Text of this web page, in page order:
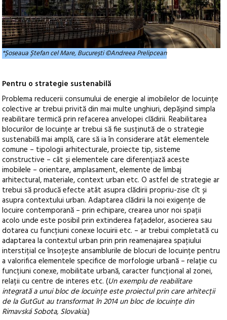
*Șoseaua Ștefan cel Mare, București ©Andreea Prelipcean
Pentru o strategie sustenabilă
Problema reducerii consumului de energie al imobilelor de locuințe
colective ar trebui privită din mai multe unghiuri, depășind simpla
reabilitare termică prin refacerea anvelopei clădirii. Reabilitarea
blocurilor de locuințe ar trebui să fie susținută de o strategie
sustenabilă mai amplă, care să ia în considerare atât elementele
comune – tipologii arhitecturale, proiecte tip, sisteme
constructive – cât și elementele care diferențiază aceste
imobilele – orientare, amplasament, elemente de limbaj
arhitectural, materiale, context urban etc. O astfel de strategie ar
trebui să producă efecte atât asupra clădirii propriu-zise cît și
asupra contextului urban. Adaptarea clădirii la noi exigențe de
locuire contemporană – prin echipare, crearea unor noi spații
acolo unde este posibil prin extinderea fațadelor, asocierea sau
dotarea cu funcțiuni conexe locuirii etc. – ar trebui completată cu
adaptarea la contextul urban prin prin reamenajarea spațiului
interstițial ce însoțește ansamblurile de blocuri de locuințe pentru
a valorifica elementele specifice de morfologie urbană – relație cu
funcțiuni conexe, mobilitate urbană, caracter funcțional al zonei,
relații cu centre de interes etc. (Un exemplu de reabilitare
integrată a unui bloc de locuințe este proiectul prin care arhitecții
de la GutGut au transformat în 2014 un bloc de locuințe din
Rimavská Sobota, Slovakia.)